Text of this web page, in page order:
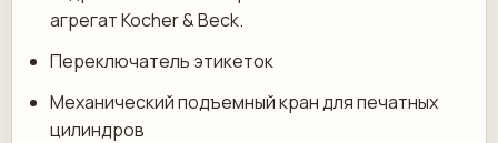
агрегат Kocher & Beck.
Переключатель этикеток
Механический подъемный кран для печатных
цилиндров